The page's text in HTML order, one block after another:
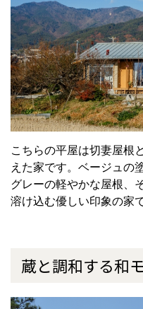
こちらの平屋は切妻屋根
えた家です。ベージュの
グレーの軽やかな屋根、
溶け込む優しい印象の家で
蔵と調和する和